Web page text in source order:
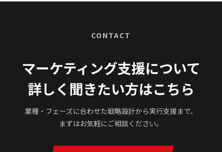
CONTACT
マーケティング支援について
詳しく聞きたい方はこちら
業種・フェーズに合わせた戦略設計から実行支援まで、
まずはお気軽にご相談ください。